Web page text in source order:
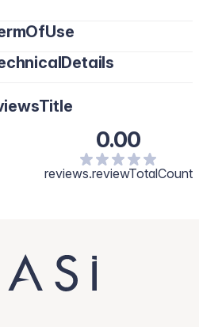
0.00
reviews.reviewTotalCount